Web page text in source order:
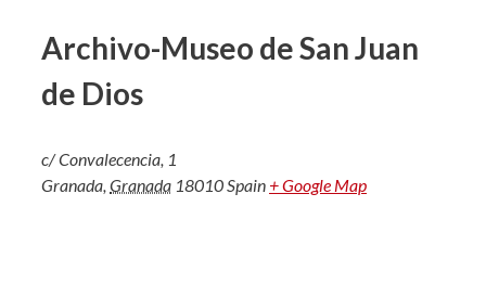
Archivo-Museo de San Juan
de Dios
c/ Convalecencia, 1
Granada, Granada 18010Spain + Google Map